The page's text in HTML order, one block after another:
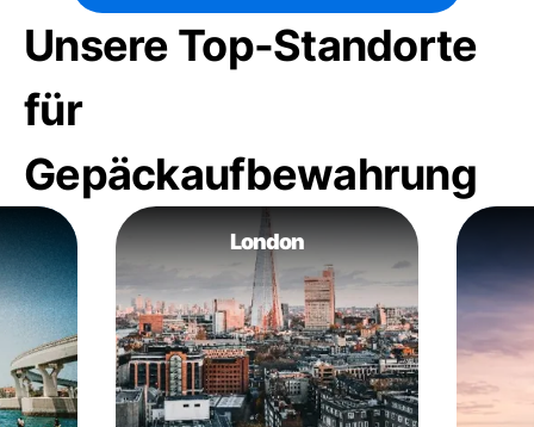
Unsere Top-Standorte
für
Gepäckaufbewahrung
London